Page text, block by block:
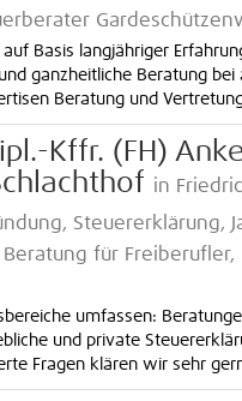
auf Basis langjähriger
ganzheitliche Beratung
Beratung und
Kffr. (FH)
in
Steuererklärung,
für
umfassen:
und private
Fragen klären wir sehr